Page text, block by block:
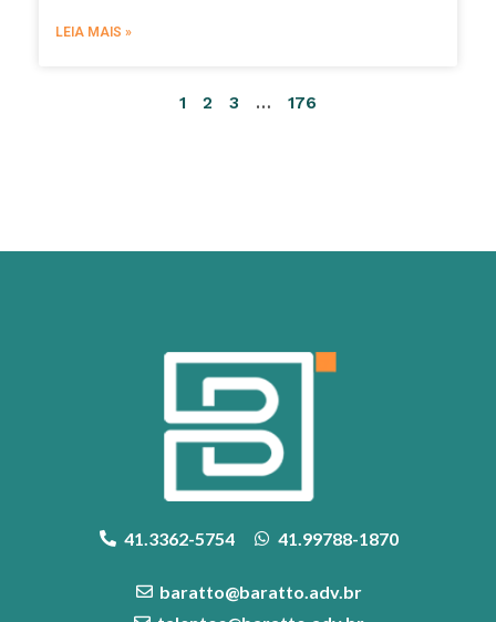
LEIA MAIS »
1 2 3 … 176
41.3362-5754 41.99788-1870
baratto@baratto.adv.br